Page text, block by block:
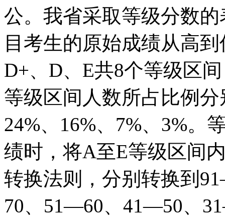
公。我省采取等级分数
目考生的原始成绩从高
D+、D、E共8个等级区
等级区间人数所占比例分
24%、16%、7%、3%。
绩时，将A至E等级区间
转换法则，分别转换到
70、51—60、41—50、